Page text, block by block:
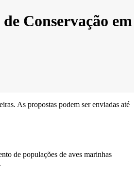
Conservação em
As propostas podem ser enviadas até
de populações de aves marinhas